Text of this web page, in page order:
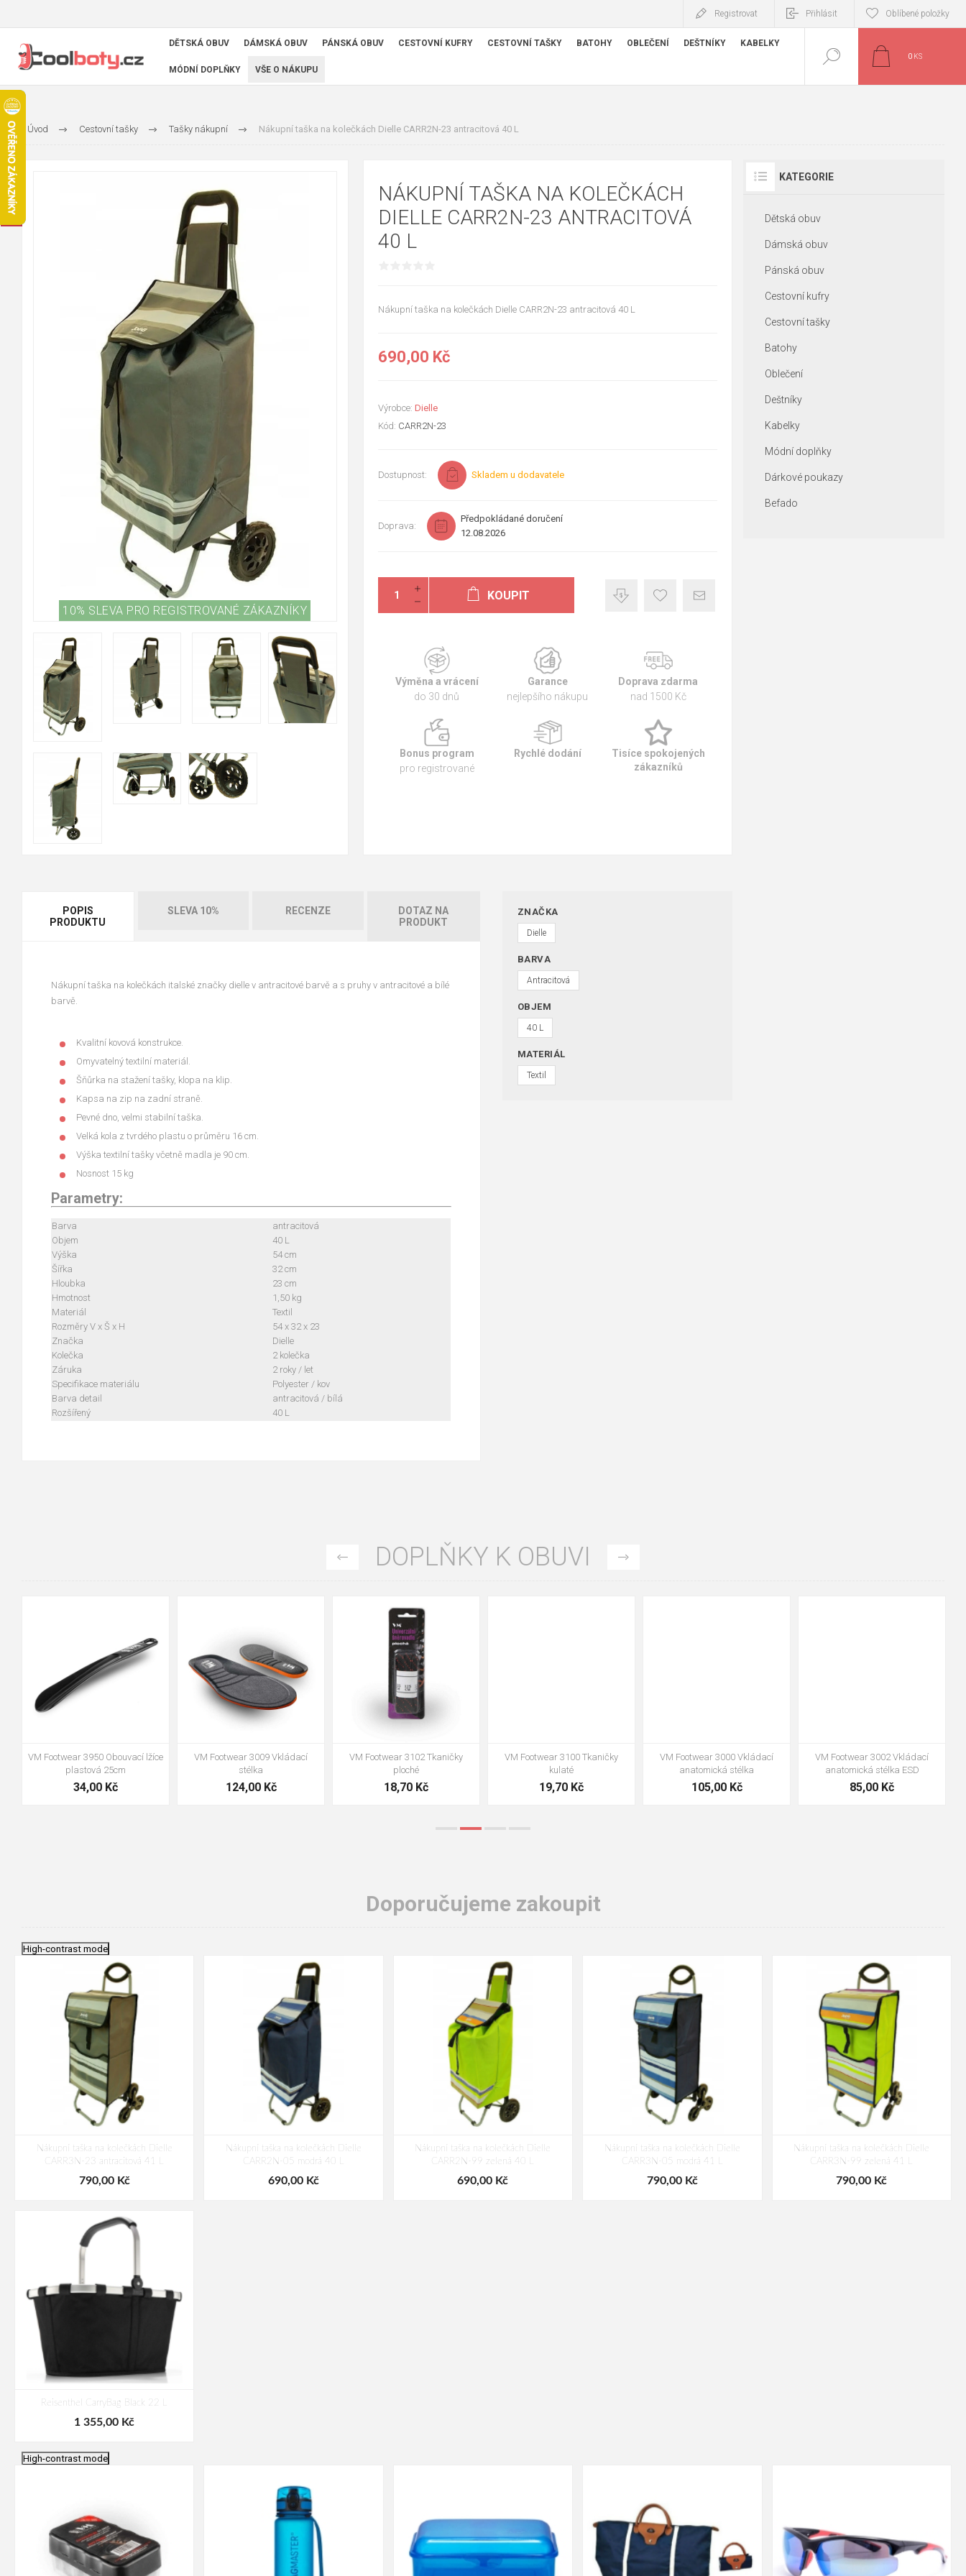
Registrovat Přihlásit Oblíbené položky
DĚTSKÁ OBUV DÁMSKÁ OBUV PÁNSKÁ OBUV CESTOVNÍ KUFRY CESTOVNÍ TAŠKY BATOHY OBLEČENÍ DEŠTNÍKY KABELKY
MÓDNÍ DOPLŇKY VŠE O NÁKUPU
0 KS
Úvod Cestovní tašky Tašky nákupní Nákupní taška na kolečkách Dielle CARR2N-23 antracitová 40 L
10% SLEVA PRO REGISTROVANÉ ZÁKAZNÍKY
NÁKUPNÍ TAŠKA NA KOLEČKÁCH
DIELLE CARR2N-23 ANTRACITOVÁ
40 L
Nákupní taška na kolečkách Dielle CARR2N-23 antracitová 40 L
690,00 Kč
Výrobce: Dielle
Kód: CARR2N-23
Dostupnost: Skladem u dodavatele
Doprava:
Předpokládané doručení
12.08.2026
KOUPIT
Výměna a vrácení
do 30 dnů
Garance
nejlepšího nákupu
Doprava zdarma
nad 1500 Kč
Bonus program
pro registrované
Rychlé dodání
Tisíce spokojených
zákazníků
POPIS
PRODUKTU
SLEVA 10% RECENZE
DOTAZ NA
PRODUKT
Nákupní taška na kolečkách italské značky dielle v antracitové barvě a s pruhy v antracitové a bílé
barvě.
Kvalitní kovová konstrukce.
Omyvatelný textilní materiál.
Šňůrka na stažení tašky, klopa na klip.
Kapsa na zip na zadní straně.
Pevné dno, velmi stabilní taška.
Velká kola z tvrdého plastu o průměru 16 cm.
Výška textilní tašky včetně madla je 90 cm.
Nosnost 15 kg
Parametry:
Barva
antracitová
Objem
40 L
Výška
54 cm
Šířka
32 cm
Hloubka
23 cm
Hmotnost
1,50 kg
Materiál
Textil
Rozměry V x Š x H
54 x 32 x 23
Značka
Dielle
Kolečka
2 kolečka
Záruka
2 roky / let
Specifikace materiálu
Polyester / kov
Barva detail
antracitová / bílá
Rozšířený
40 L
ZNAČKA
Dielle
BARVA
Antracitová
OBJEM
40 L
MATERIÁL
Textil
KATEGORIE
Dětská obuv
Dámská obuv
Pánská obuv
Cestovní kufry
Cestovní tašky
Batohy
Oblečení
Deštníky
Kabelky
Módní doplňky
Dárkové poukazy
Befado
DOPLŇKY K OBUVI
VM Footwear 3950 Obouvací lžíce
plastová 25cm
34,00 Kč
VM Footwear 3009 Vkládací
stélka
124,00 Kč
VM Footwear 3102 Tkaničky
ploché
18,70 Kč
125cm
VM Footwear 3100 Tkaničky
kulaté
19,70 Kč
VM Footwear 3000 Vkládací
anatomická stélka
105,00 Kč
VM Footwear 3002 Vkládací
anatomická stélka ESD
85,00 Kč
Doporučujeme zakoupit
High-contrast mode
Nákupní taška na kolečkách Dielle
CARR3N-23 antracitová 41 L
790,00 Kč
Nákupní taška na kolečkách Dielle
CARR2N-05 modrá 40 L
690,00 Kč
Nákupní taška na kolečkách Dielle
CARR2N-99 zelená 40 L
690,00 Kč
Nákupní taška na kolečkách Dielle
CARR3N-05 modrá 41 L
790,00 Kč
Nákupní taška na kolečkách Dielle
CARR3N-99 zelená 41 L
790,00 Kč
Reisenthel CarryBag Black 22 L
1 355,00 Kč
High-contrast mode